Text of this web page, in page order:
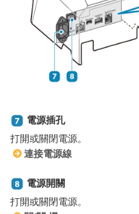
電源插孔
打開或關閉電源。
連接電源線
電源開關
打開或關閉電源。